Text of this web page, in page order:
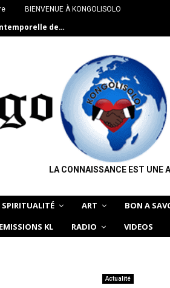
BIENVENUE À KONGOLISOLO
de…
LA CONNAISSANCE EST UNE
ART BON A
EMISSIONS KL RADIO VIDEOS
Actualité